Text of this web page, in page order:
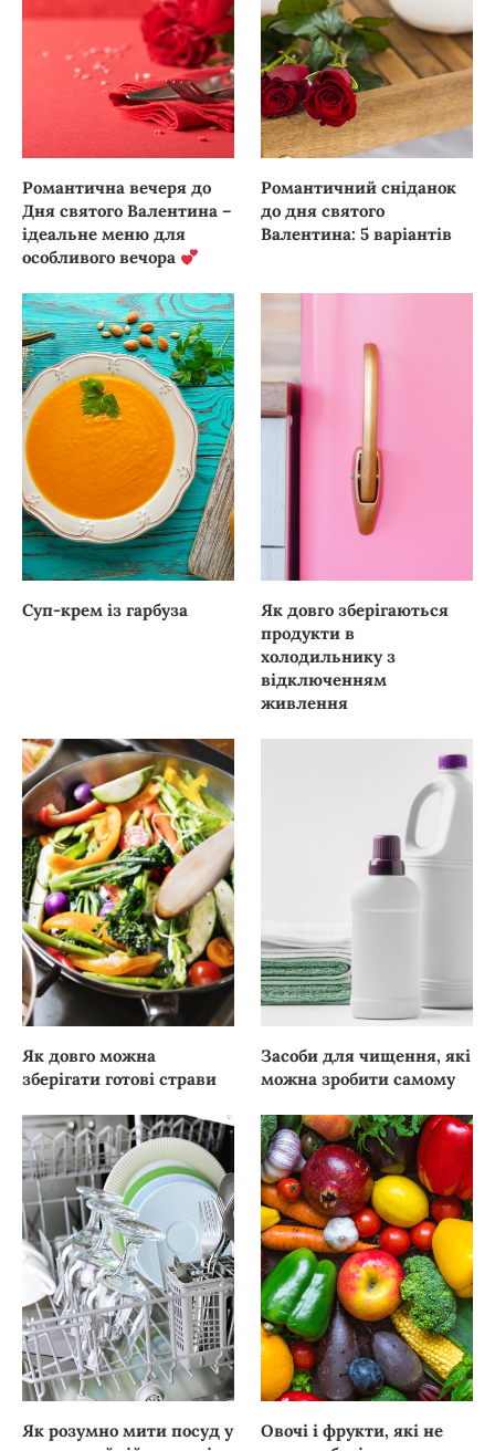
Романтична вечеря до
Дня святого Валентина –
ідеальне меню для
особливого вечора
Романтичний сніданок
до дня святого
Валентина: 5 варіантів
Суп-крем із гарбуза
Як довго зберігаються
продукти в
холодильнику з
відключенням
живлення
Як довго можна
зберігати готові страви
Засоби для чищення, які
можна зробити самому
Як розумно мити посуд у
Овочі і фрукти, які не